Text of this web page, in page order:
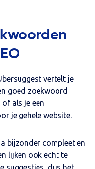
vertelt je
goed zoekwoord
als je een
je gehele website.
bijzonder compleet en
lijken ook echt te
suggesties, dus het